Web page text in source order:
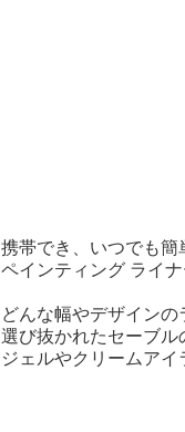
携帯でき、いつでも簡
ペインティング ライ
どんな幅やデザインの
選び抜かれたセーブル
ジェルやクリームアイ